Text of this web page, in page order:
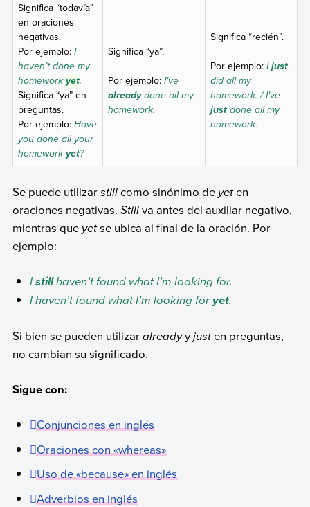
Significa “todavía”
en oraciones
negativas.
Por ejemplo: I
haven’t done my
homeworkyet.
Significa “ya” en
preguntas.
Por ejemplo: Have
you done all your
homeworkyet?
Significa “ya”,
Por ejemplo: I’ve
alreadydone all my
homework.
Significa “recién”.
Por ejemplo: Ijust
did all my
homework. / I’ve
just done all my
homework.
Se puede utilizarstillcomo sinónimo de yeten
oraciones negativas. Stillva antes del auxiliar negativo,
mientras que yetse ubica al final de la oración. Por
ejemplo:
Istillhaven’t found what I’m looking for.
I haven’t found what I’m looking foryet.
Si bien se pueden utilizaralreadyyjusten preguntas,
no cambian su significado.
Sigue con:
Conjunciones en inglés
Oraciones con «whereas»
Uso de «because» en inglés
Adverbios en inglés